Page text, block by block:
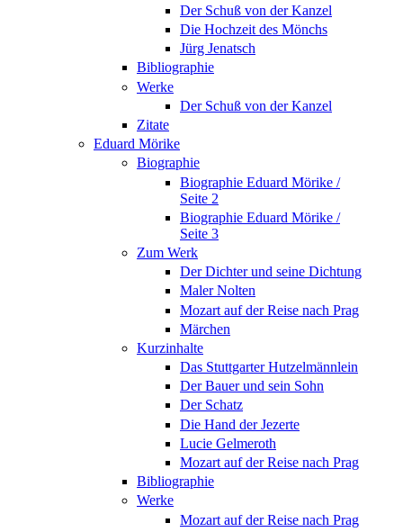
Der Schuß von der Kanzel
Die Hochzeit des Mönchs
Jürg Jenatsch
Bibliographie
Werke
Der Schuß von der Kanzel
Zitate
Eduard Mörike
Biographie
Biographie Eduard Mörike /
Seite 2
Biographie Eduard Mörike /
Seite 3
Zum Werk
Der Dichter und seine Dichtung
Maler Nolten
Mozart auf der Reise nach Prag
Märchen
Kurzinhalte
Das Stuttgarter Hutzelmännlein
Der Bauer und sein Sohn
Der Schatz
Die Hand der Jezerte
Lucie Gelmeroth
Mozart auf der Reise nach Prag
Bibliographie
Werke
Mozart auf der Reise nach Prag